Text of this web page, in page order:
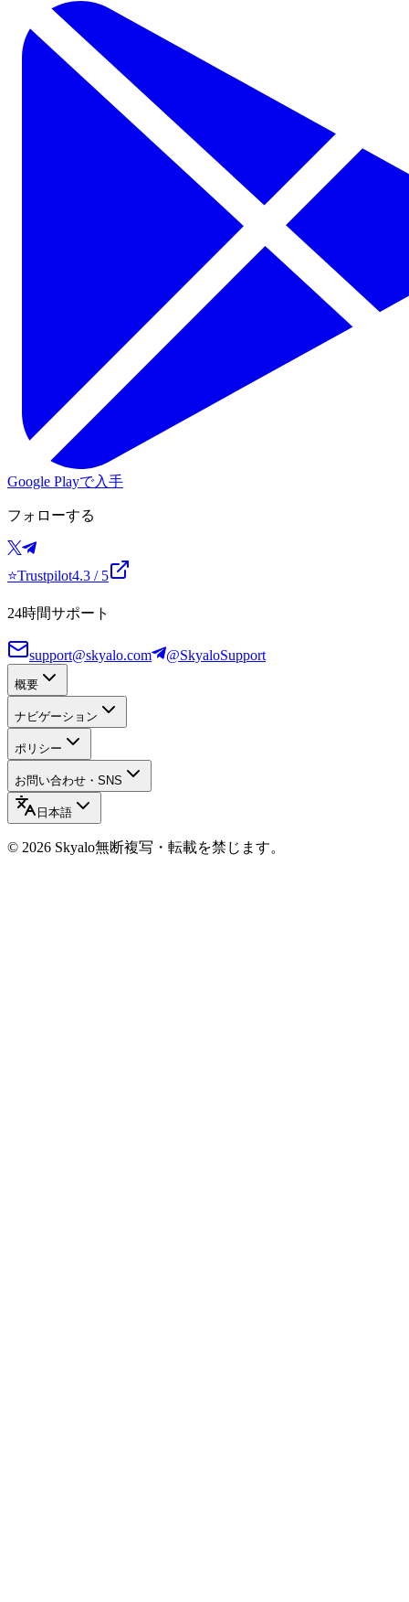
Google Playで入手
フォローする
⭐Trustpilot4.3 / 5
24時間サポート
support@skyalo.com @SkyaloSupport
概要
ナビゲーション
ポリシー
お問い合わせ・SNS
日本語
© 2026 Skyalo無断複写・転載を禁じます。